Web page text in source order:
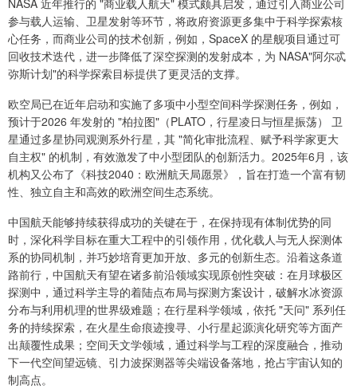
NASA 近年推行的 "商业载人航天" 模式颇具启发，通过引入商业公司
参与载人运输、卫星发射等环节，将政府资源更多集中于科学探索核
心任务，而商业公司的技术创新，例如，SpaceX 的星舰项目通过可
回收技术迭代，进一步降低了深空探测的发射成本，为 NASA"阿尔忒
弥斯计划"的科学探索目标提供了更灵活的支撑。
欧空局已在近年启动和实施了多项中小型空间科学探测任务，例如，
预计于2026 年发射的 "柏拉图"（PLATO，行星凌日与恒星振荡） 卫
星通过多星协同观测系外行星，其 "简化审批流程、赋予科学家更大
自主权" 的机制，有效激发了中小型团队的创新活力。2025年6月，该
机构又公布了《科技2040：欧洲航天局愿景》，旨在打造一个富有韧
性、独立自主和高效的欧洲空间生态系统。
中国航天能够持续获得成功的关键在于，在保持现有体制优势的同
时，深化科学目标在重大工程中的引领作用，优化载人与无人探测体
系的协同机制，并巧妙培育更加开放、多元的创新生态。沿着这条道
路前行，中国航天有望在诸多前沿领域实现原创性突破：在月球极区
探测中，通过科学主导的着陆点布局与探测方案设计，破解水冰资源
分布与利用机理的世界级难题；在行星科学领域，依托 "天问" 系列任
务的持续探索，在火星生命痕迹搜寻、小行星起源演化研究等方面产
出颠覆性成果；空间天文学领域，通过科学与工程的深度融合，推动
下一代空间望远镜、引力波探测器等尖端设备落地，抢占宇宙认知的
制高点。